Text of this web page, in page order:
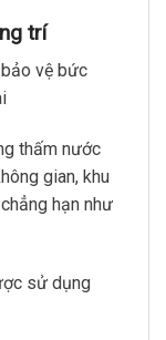
trí
vệ bức
thấm nước
gian, khu
hạn như
sử dụng